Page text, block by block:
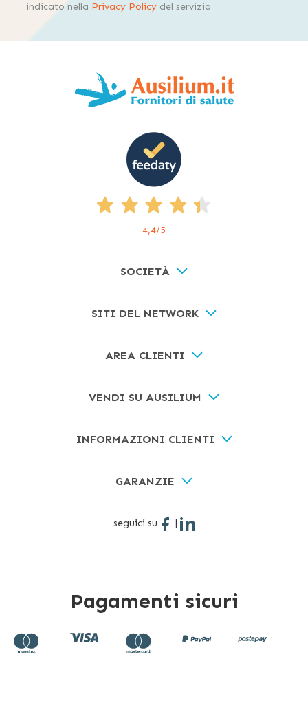
indicato nella Privacy Policy del servizio
4,4/5
SOCIETÀ
SITI DEL NETWORK
AREA CLIENTI
VENDI SU AUSILIUM
INFORMAZIONI CLIENTI
GARANZIE
seguici su |
Pagamenti sicuri